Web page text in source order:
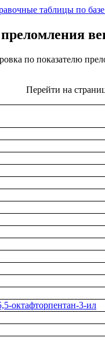
таблицы по
по показателю
Перейти на
октафторпентан-3-ил